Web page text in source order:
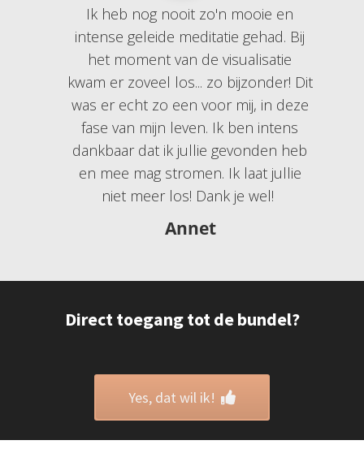
Ik heb nog nooit zo'n mooie en
intense geleide meditatie gehad. Bij
het moment van de visualisatie
kwam er zoveel los... zo bijzonder! Dit
was er echt zo een voor mij, in deze
fase van mijn leven. Ik ben intens
dankbaar dat ik jullie gevonden heb
en mee mag stromen. Ik laat jullie
niet meer los! Dank je wel!
Annet
Direct toegang tot de bundel?
Yes, dat wil ik!